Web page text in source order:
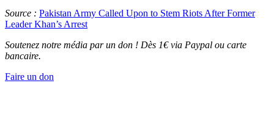
Source : Pakistan Army Called Upon to Stem Riots After Former
Leader Khan’s Arrest
Soutenez notre média par un don ! Dès 1€ via Paypal ou carte
bancaire.
Faire un don